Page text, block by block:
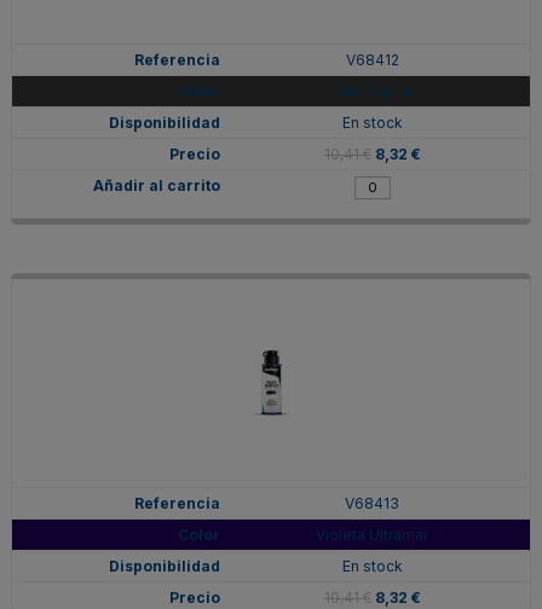
V68412
Gris Payne
En stock
10,41 € 8,32 €
V68413
Violeta Ultramar
En stock
10,41 € 8,32 €